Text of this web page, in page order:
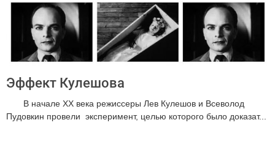
Эффект Кулешова
В начале XX века режиссеры Лев Кулешов и Всеволод
Пудовкин провели эксперимент, целью которого было доказат...